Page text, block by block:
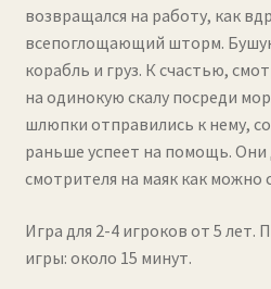
возвращался на работу, как
всепоглощающий шторм.
корабль и груз. К счастью,
на одинокую скалу посреди
шлюпки отправились к нему,
раньше успеет на помощь.
смотрителя на маяк как можно
Игра для 2-4 игроков от 5 лет.
игры: около 15 минут.